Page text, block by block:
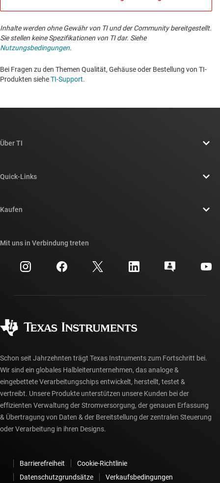
Inhalte werden ohne Gewähr von TI und der Community bereitgestellt.
Sie stellen keine Spezifikationen von TI dar. Siehe
Nutzungsbedingungen.
Bei Fragen zu den Themen Qualität, Gehäuse oder Bestellung von TI-
Produkten sieheTI-Support. ​​​​​​​​​​​​​​
Über TI
Newsroom
Investorenbeziehungen
Fertigung
Quick-Links
Querverweis-Suche
Kundensupportzentrum
myTI-Konto FAQs
Kaufen
Häufig gestellte Fragen zu Bestellungen
Mit uns in Verbindung treten
Schon seit Jahrzehnten trägt Texas Instruments zum Fortschritt bei.
Wir sind ein globales Halbleiterunternehmen, das analoge &
eingebettete Verarbeitungschips entwickelt, herstellt, testet &
vertreibt. Unsere Produkte unterstützen unsere Kunden bei der
effizienten Verwaltung der Stromversorgung, der genauen Erfassung
& Übertragung von Daten & der Bereitstellung der zentralen Steuerung
oder Verarbeitung in ihren Designs.
Barrierefreiheit
Cookie-Richtlinie
Datenschutzgrundsätze
Verkaufsbedingungen